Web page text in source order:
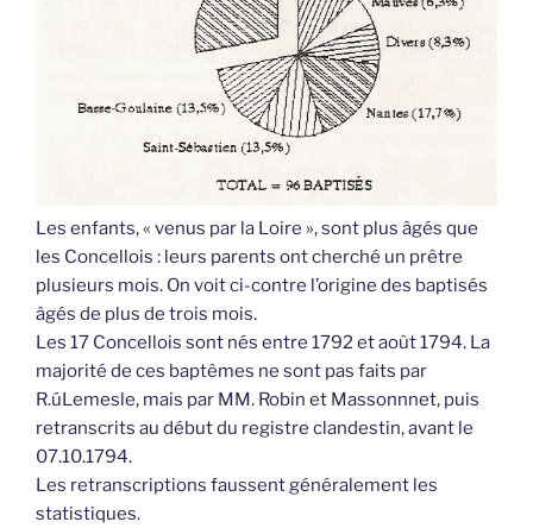
Les enfants, « venus par la Loire », sont plus âgés que
les Concellois : leurs parents ont cherché un prêtre
plusieurs mois. On voit ci-contre l’origine des baptisés
âgés de plus de trois mois.
Les 17 Concellois sont nés entre 1792 et août 1794. La
majorité de ces baptêmes ne sont pas faits par
R.úLemesle, mais par MM. Robin et Massonnnet, puis
retranscrits au début du registre clandestin, avant le
07.10.1794.
Les retranscriptions faussent généralement les
statistiques.